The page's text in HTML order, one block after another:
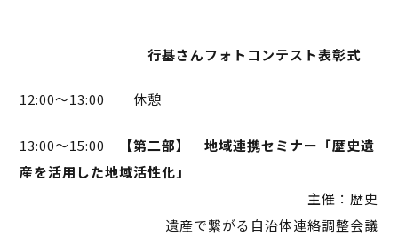
行基さんフォトコンテスト表彰式
12:00～13:00 休憩
13:00～15:00
【第二部】 地域連携セミナー「歴史遺
産を活用した地域活性化」
主催：歴史
遺産で繋がる自治体連絡調整会議